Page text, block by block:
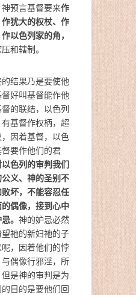
预言基督要来作
犹大的权杖、作
以色列家的角，
和辖制。
结果乃是要使他
好叫基督能作他
的联结，以色列
基督作权柄，超
因着基督，以色
要作他们的君
色列的审判我们
义、神的圣别不
坏，不能容忍任
偶像，接到心中
。 神的妒忌必然
祂的新妇祂的子
，因着他们的悖
偶像行邪淫，所
是神的审判是为
目的是要他们回